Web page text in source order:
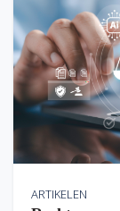
ARTIKELEN